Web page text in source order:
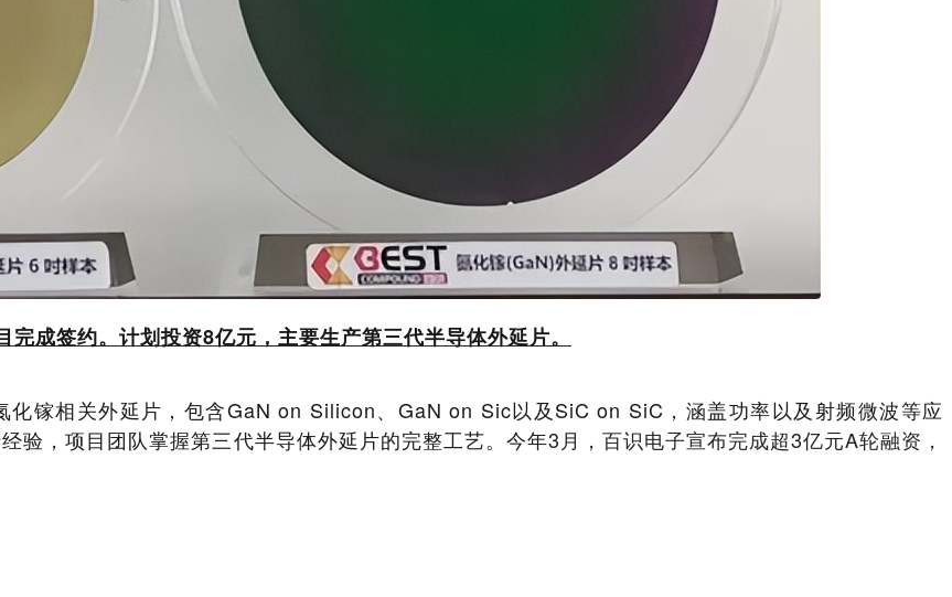
成签约。计划投资8亿元，主要生产第三代半导体外延片。
镓相关外延片，包含GaN on Silicon、GaN on Sic以及SiC on SiC，涵盖功率以及射频微波等应
验，项目团队掌握第三代半导体外延片的完整工艺。今年3月，百识电子宣布完成超3亿元A轮融资，